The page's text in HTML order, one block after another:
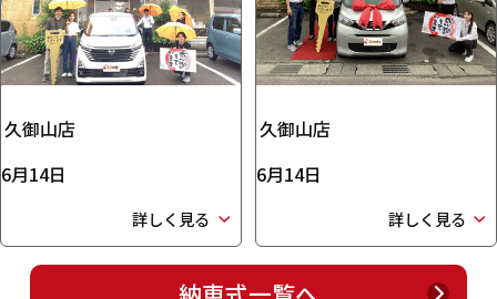
久御山店
6月14日
詳しく見る
久御山店
6月14日
詳しく見る